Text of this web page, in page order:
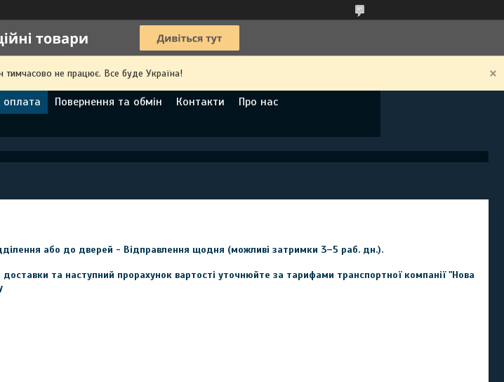
тимчасово не працює. Все буде Україна!
оплата Повернення та обмін Контакти
Про нас
або до дверей - Відправлення щодня (можливі затримки 3–5 раб. дн.).
та наступний прорахунок вартості уточнюйте за тарифами транспортної компанії "Нова